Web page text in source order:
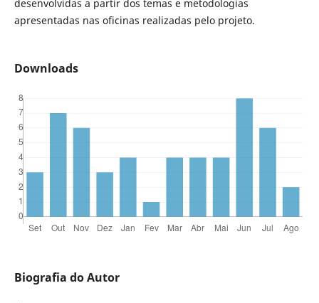
desenvolvidas a partir dos temas e metodologias
apresentadas nas oficinas realizadas pelo projeto.
Downloads
Biografia do Autor